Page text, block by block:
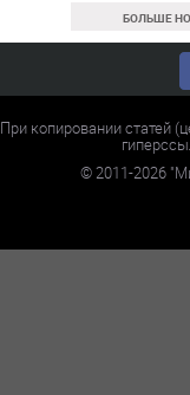
БОЛЬШЕ
При копировании статей
©2011-2026